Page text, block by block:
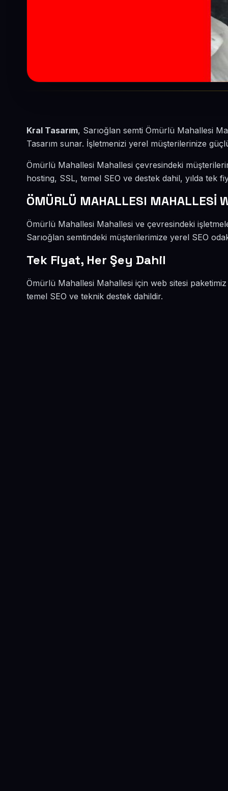
Kral Tasarım, Sarıoğlan semti Ömürlü Mahallesi
Tasarım sunar. İşletmenizi yerel müşterilerinize
Ömürlü Mahallesi Mahallesi çevresindeki
hosting, SSL, temel SEO ve destek dahil, yılda tek
ÖMÜRLÜ MAHALLESI MAHALLESİ
Ömürlü Mahallesi Mahallesi ve çevresindeki
Sarıoğlan semtindeki müşterilerimize yerel SEO
Tek Fiyat, Her Şey Dahil
Ömürlü Mahallesi Mahallesi için web sitesi
temel SEO ve teknik destek dahildir.